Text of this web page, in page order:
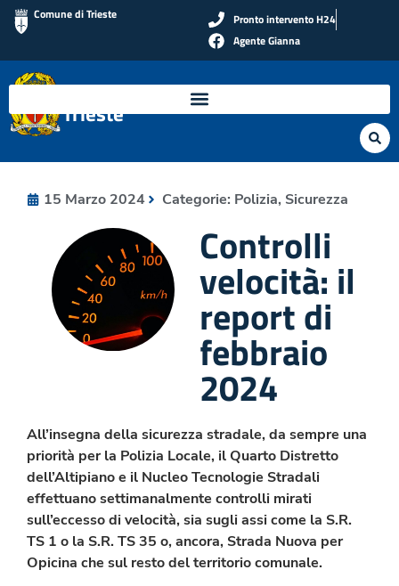
Comune di Trieste
Pronto intervento H24
Agente Gianna
Polizia Locale di
Trieste
15 Marzo 2024 Categorie: Polizia, Sicurezza
Controlli
velocità: il
report di
febbraio
2024
All’insegna della sicurezza stradale, da sempre una
priorità per la Polizia Locale, il Quarto Distretto
dell’Altipiano e il Nucleo Tecnologie Stradali
effettuano settimanalmente controlli mirati
sull’eccesso di velocità, sia sugli assi come la S.R.
TS 1 o la S.R. TS 35 o, ancora, Strada Nuova per
Opicina che sul resto del territorio comunale.